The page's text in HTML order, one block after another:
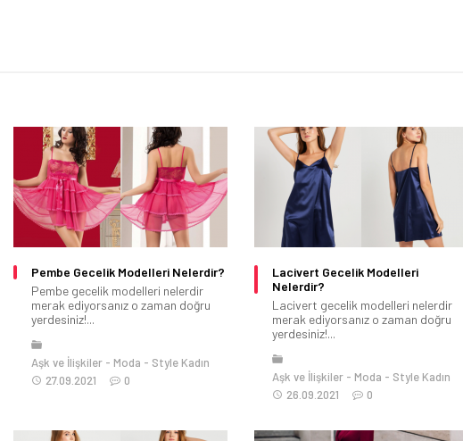
Pembe Gecelik Modelleri Nelerdir?
Pembe gecelik modelleri nelerdir
merak ediyorsanız o zaman doğru
yerdesiniz!...
Aşk ve İlişkiler Moda
Style Kadın
27.09.2021
0
Lacivert Gecelik Modelleri
Nelerdir?
Lacivert gecelik modelleri nelerdir
merak ediyorsanız o zaman doğru
yerdesiniz!...
Aşk ve İlişkiler Moda
Style Kadın
26.09.2021
0